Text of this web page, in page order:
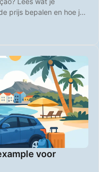
prijs bepalen en hoe je
voor